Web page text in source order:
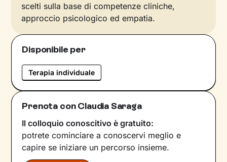
scelti sulla base di competenze cliniche,
approccio psicologico ed empatia.
Disponibile per
Terapia individuale
Prenota con Claudia Saraga
Il colloquio conoscitivo è gratuito:
potrete cominciare a conoscervi meglio e
capire se iniziare un percorso insieme.